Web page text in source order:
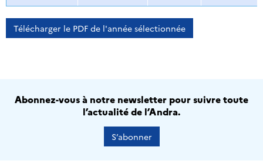
Télécharger le PDF de l'année sélectionnée
Abonnez-vous à notre newsletter pour suivre toute
l’actualité de l’Andra.
S’abonner